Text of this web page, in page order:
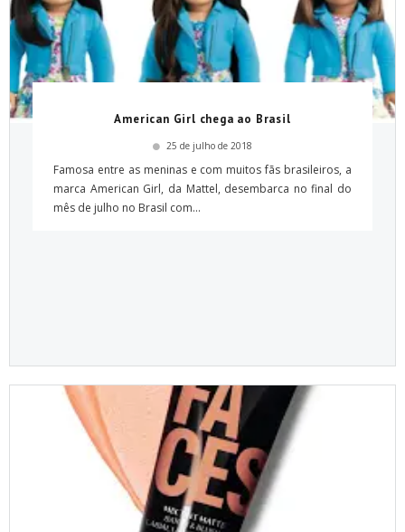
American Girl chega ao Brasil
25 de julho de 2018
Famosa entre as meninas e com muitos fãs brasileiros, a
marca American Girl, da Mattel, desembarca no final do
mês de julho no Brasil com...